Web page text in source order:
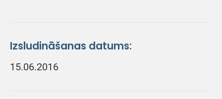
Izsludināšanas datums:
15.06.2016